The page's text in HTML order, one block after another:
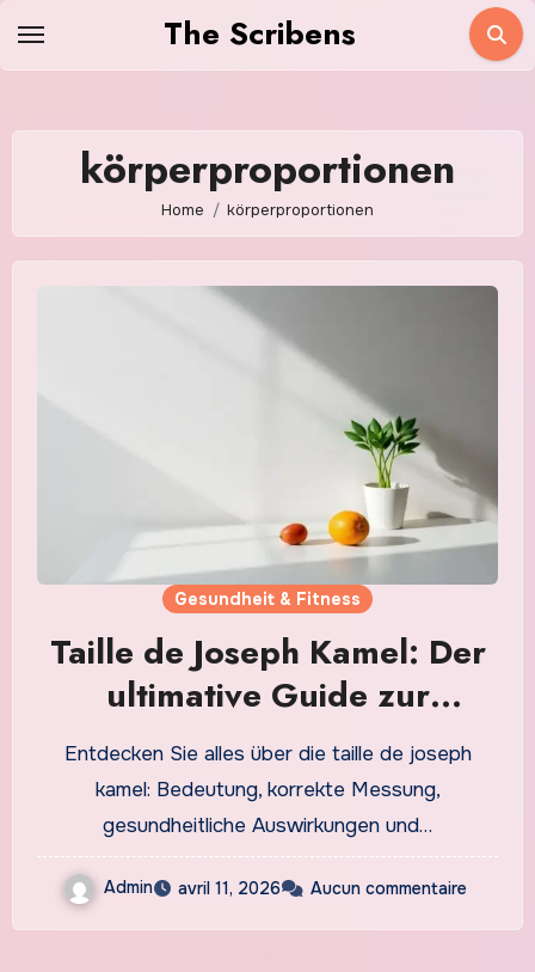
The Scribens
körperproportionen
Home körperproportionen
Gesundheit & Fitness
Taille de Joseph Kamel: Der
ultimative Guide zur
Körperzentrum-Messung
2026
Entdecken Sie alles über die taille de joseph
kamel: Bedeutung, korrekte Messung,
gesundheitliche Auswirkungen und…
Admin avril 11, 2026 Aucun commentaire